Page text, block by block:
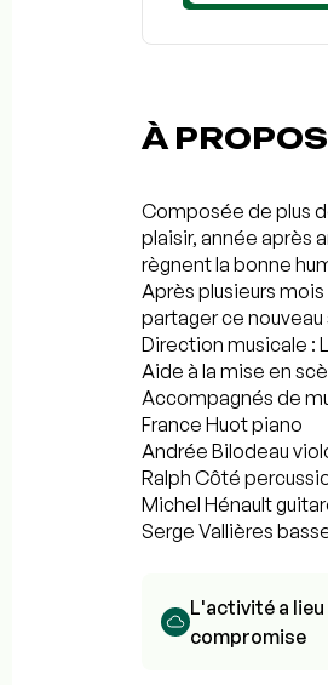
À PROPOS
Composée de plus
plaisir, année après
règnent la bonne
Après plusieurs
partager ce
Direction musicale :
Aide à la mise en
Accompagnés de
France Huot piano
Andrée Bilodeau
Ralph Côté
Michel Hénault
Serge Vallières
L'activité a
compromise